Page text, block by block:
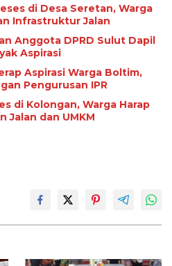
di Desa Seretan, Warga
Infrastruktur Jalan
Anggota DPRD Sulut Dapil
Aspirasi
Aspirasi Warga Boltim,
Pengurusan IPR
di Kolongan, Warga Harap
ada Bantuan Penerangan Jalan dan UMKM